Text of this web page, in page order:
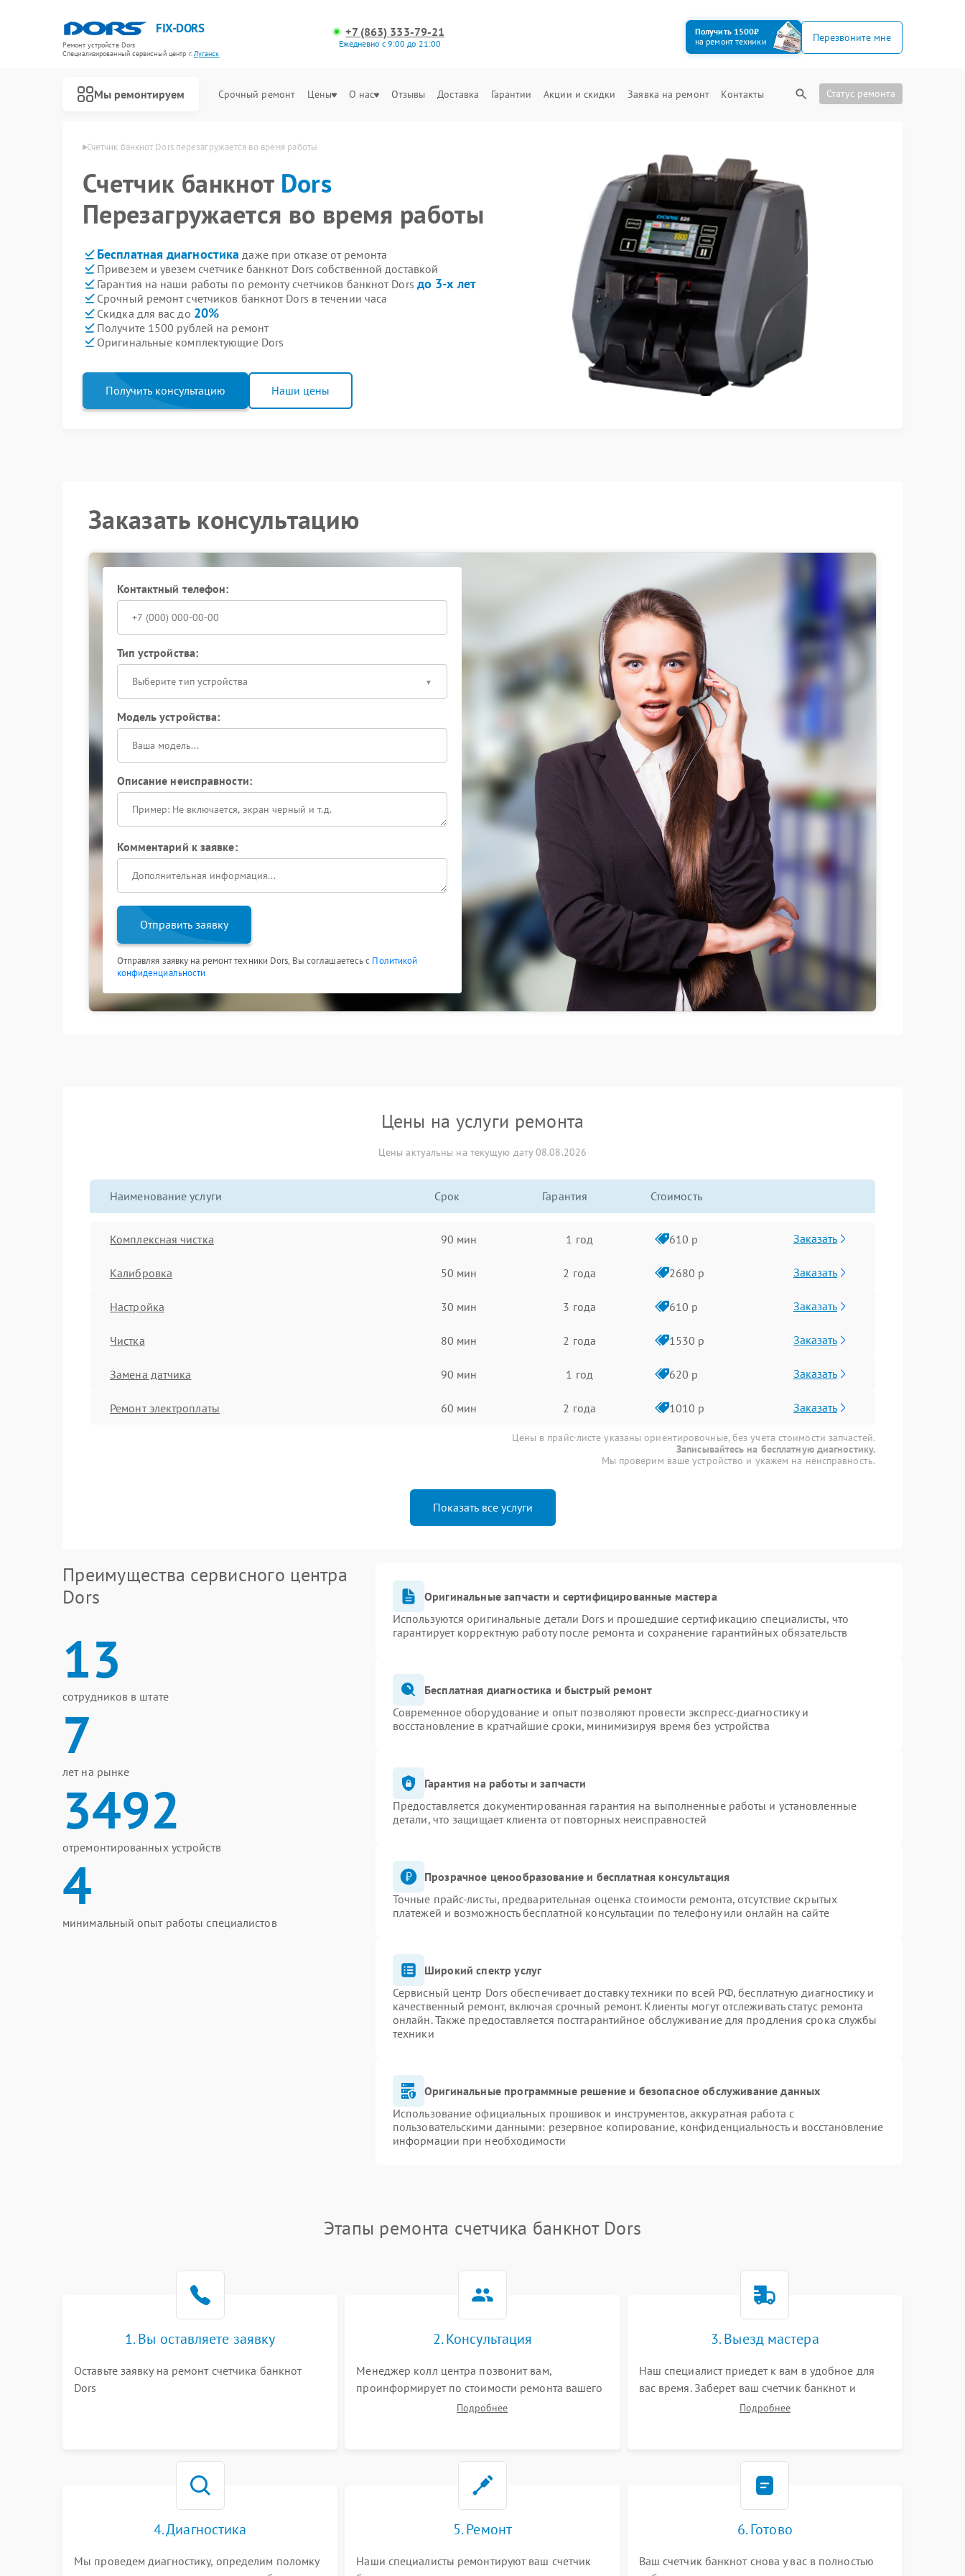
FIX-DORS
Ремонт устройств Dors
Специализированный cервисный центр г.Луганск
+7 (863) 333-79-21
Ежедневно с 9:00 до 21:00
Получить 1500₽
на ремонт техники
Перезвоните мне
Мы ремонтируем Срочный ремонт Цены О нас Отзывы Доставка Гарантии Акции и скидки Заявка на ремонт Контакты Статус ремонта
Счетчик банкнот Dors перезагружается во время работы
Счетчик банкнот Dors
Перезагружается во время работы
Бесплатная диагностика даже при отказе от ремонта
Привезем и увезем счетчике банкнот Dors собственной доставкой
Гарантия на наши работы по ремонту счетчиков банкнот Dors до 3-х лет
Срочный ремонт счетчиков банкнот Dors в течении часа
Скидка для вас до 20%
Получите 1500 рублей на ремонт
Оригинальные комплектующие Dors
Получить консультацию Наши цены
Заказать консультацию
Контактный телефон:
Тип устройства:
Выберите тип устройства
Модель устройства:
Описание неисправности:
Комментарий к заявке:
Отправить заявку
Отправляя заявку на ремонт техники Dors, Вы соглашаетесь с Политикой
конфиденциальности
Цены на услуги ремонта
Цены актуальны на текущую дату 08.08.2026
Наименование услуги Срок Гарантия Стоимость
Комплексная чистка 90 мин 1 год 610 р Заказать
Калибровка 50 мин 2 года 2680 р Заказать
Настройка 30 мин 3 года 610 р Заказать
Чистка 80 мин 2 года 1530 р Заказать
Замена датчика 90 мин 1 год 620 р Заказать
Ремонт электроплаты 60 мин 2 года 1010 р Заказать
Цены в прайс-листе указаны ориентировочные, без учета стоимости запчастей.
Записывайтесь на бесплатную диагностику.
Мы проверим ваше устройство и укажем на неисправность.
Показать все услуги
Преимущества сервисного центра
Dors
13
сотрудников в штате
7
лет на рынке
3492
отремонтированных устройств
4
минимальный опыт работы специалистов
Оригинальные запчасти и сертифицированные мастера
Используются оригинальные детали Dors и прошедшие сертификацию специалисты, что
гарантирует корректную работу после ремонта и сохранение гарантийных обязательств
Бесплатная диагностика и быстрый ремонт
Современное оборудование и опыт позволяют провести экспресс-диагностику и
восстановление в кратчайшие сроки, минимизируя время без устройства
Гарантия на работы и запчасти
Предоставляется документированная гарантия на выполненные работы и установленные
детали, что защищает клиента от повторных неисправностей
Прозрачное ценообразование и бесплатная консультация
Точные прайс-листы, предварительная оценка стоимости ремонта, отсутствие скрытых
платежей и возможность бесплатной консультации по телефону или онлайн на сайте
Широкий спектр услуг
Сервисный центр Dors обеспечивает доставку техники по всей РФ, бесплатную диагностику и
качественный ремонт, включая срочный ремонт. Клиенты могут отслеживать статус ремонта
онлайн. Также предоставляется постгарантийное обслуживание для продления срока службы
техники
Оригинальные программные решение и безопасное обслуживание данных
Использование официальных прошивок и инструментов, аккуратная работа с
пользовательскими данными: резервное копирование, конфиденциальность и восстановление
информации при необходимости
Этапы ремонта счетчика банкнот Dors
1. Вы оставляете заявку
Оставьте заявку на ремонт счетчика банкнот
Dors
2. Консультация
Менеджер колл центра позвонит вам,
проинформирует по стоимости ремонта вашего
счетчика банкнот а также ответит на все ваши
Подробнее
3. Выезд мастера
Наш специалист приедет к вам в удобное для
вас время. Заберет ваш счетчик банкнот и
привезет на склад для диагностики.
Подробнее
4. Диагностика
Мы проведем диагностику, определим поломку
5. Ремонт
Наши специалисты ремонтируют ваш счетчик
6. Готово
Ваш счетчик банкнот снова у вас в полностью